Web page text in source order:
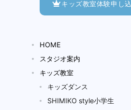
キッズ教室体験申し
HOME
スタジオ案内
キッズ教室
キッズダンス
SHIMIKO style小学生